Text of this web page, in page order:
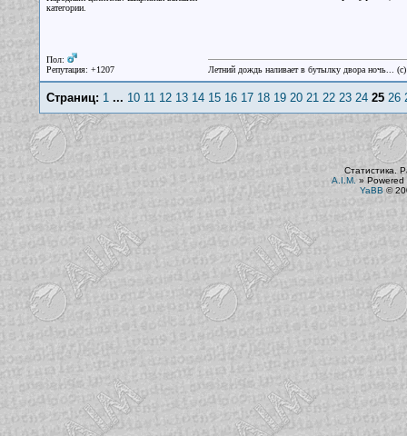
категории.
Пол:
Репутация: +1207
Летний дождь наливает в бутылку двора ночь...
Страниц: 1... 10 11 12 13 14 15 16 17 18 19 20 21 22 23 24 25 26
Статистика.
A.I.M. » Powered
YaBB ©